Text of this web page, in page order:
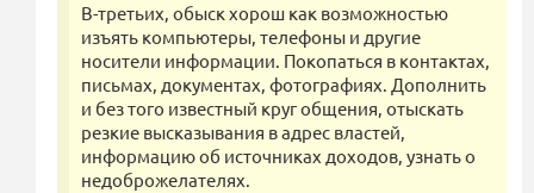
В-третьих, обыск хорош как возможностью
изъять компьютеры, телефоны и другие
носители информации. Покопаться в контактах,
письмах, документах, фотографиях. Дополнить
и без того известный круг общения, отыскать
резкие высказывания в адрес властей,
информацию об источниках доходов, узнать о
недоброжелателях.